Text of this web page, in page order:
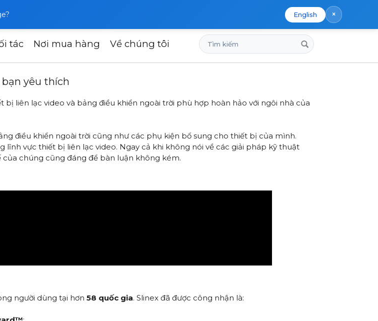
English ×
tác Nơi mua hàng Về chúng tôi
Tìm
kiếm
mà bạn yêu thích
yêu thích
liên lạc video và bảng điều khiển ngoài trời phù hợp hoàn hảo với ngôi nhà của
điều khiển ngoài trời cũng như các phụ kiện bổ sung cho thiết bị của mình.
lĩnh vực thiết bị liên lạc video. Ngay cả khi không nói về các giải pháp kỹ thuật
chúng cũng đáng để bàn luận không kém.
người dùng tại hơn 58 quốc gia. Slinex đã được công nhận là: